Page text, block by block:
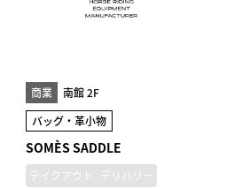
商業
南館 2F
バッグ・革小物
SOMÈS SADDLE
テイクアウト デリバリー